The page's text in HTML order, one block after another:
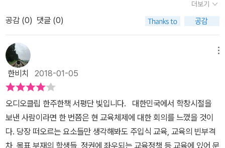
고 있다는 점이다. 물론 그가 제시하는 6가지 지침은 고려사항일뿐
절대적인 교리는 아니다. 그가 권면하는 지침을 사유하고 실천하고
수정하는 과정에서 “우리 자신이 바로 그 시스템”(106쪽)이 되는 경
험을 하게 된다. 변화의 새로운 의미는 바로 이것이라고 풀란은 말한
다. 나에서 우리로, 나의 학교에서 우리 학교로, 내 아이와 내 학생에
서 우리 아이로 생각이 바뀌는 것이다. 그 과정에서 소속감이 생기고
연대가 형성되며 교육의 공적 의미가 되살아날 것이다.우리에게 풀란
이 말하는 공유된 의미, 공유할 만한 의미가 있는가? 미국에서는 학
습 자체가 중요한 목표가 되지만 우리도 과연 그런가? 학습 자체를
강조하면 분명 한편에서는 생후 몇 개월부터의 학습과 경쟁을 내세우
교육에 대해서 생각할 때 지역사회의 수준과도 연관이 있었기 때문이
을 잘 숙지한다면 다양한 측면에 응용할 수 있겠다고 생각이 들었다.
이 책을 정말 교육계에 있는 많은 분들이 읽고 실행에 옮겨서 한국의
교육계에 새바람이 불기를 바래본다. ⓒ 책을 권해요교육관련 일을
하시는 분들이라면 꼭 한번 읽어보셨으면 좋겠고, 특히 '학교'에 근무
하시는 분들과 앞으로 교육정책을 만들어갈 분들이 읽으신다면 여러
가지를 고려해볼 수 있지 않을까 싶습니다. ⓓ 실천할 것/ 아이디어-
교육변화를 전반적인 교육방법에 응용할 수 있는 방법은 뭘까? - 공
교육에서 되지 않는다면, 이를 보완할 수 있는 교육프로그램을 만들
양한 의견을 지닌 집단과 개인의 참여를 이끌어내는 것이다.(80쪽)
당연한 말이다. 그런데 후반부 내용을 읽으면서 우리 사회에서는 실
행이 문제라는 생각이 든다. 우리 사회는 불신이 만연해 있다. 불신이
만연한 우리 현실에서는 도입과 실행, 평가 과정에 모두 걸림돌이 존
재하리라는 생각이 든다. 도입 과정에서는 교사들이 과중한 업무라고
인식할 테고, 혁신을 시도한 리더와 교육 당국은 어떻게든 성과를 가
시적으로 보여야만 다음 해 예산이 책정될 것이므로 무리한 요구를
하게 될 것이다. 그러다 보면 저자가 지적했듯이 개혁의 목적보다는
그냥 행위 자체에 몰입해 당초의 방향을 무시하고 개혁의 동력을 잃
은 정책이 될 것이 불을 보듯 뻔하다. 지금까지 변화해 온 입시 정책이
회운동가, 조직전문가, 행정전문가, 기업의 인사담당자, 누구에게든
방법, 교육개혁과관련한 풍부한 사례는 교육계를 넘어 조직의 개혁론
에 상당한 의미가 있다고 판단되었다.저자는 교육변화의 성공을 이루
는 열쇠(개인적으로 사회조직의 변화로 바꿔서 읽어도 좋겠다)는 “관
계의 개선”이라고 한다. 이것은“의미”의 중요성에 대하여 언급한 것
인데, 개인적인 혹은 주관적인 의미의 발견과 함께, 끊임없이 변화하
는 상황속에서 사람들이 개인적인 의미뿐만 아니라, 타인과의 관계
속에서 변화의 의미를 찾고, 동시에 다른 이들의 관점에서 어떤 모습
으로 이해되는지를 돕기 위한 것이라고 이 책을 쓴 목적이라고 밝히
가르치다보니 학교에 대한 내용인지라 관심이 있었습니다. 특히 교육
현장에서 말하는 '현실'과 학생 혹은 학부모들이 체감하는 '현실'이 동
일한지 궁금했습니다. 강사이기 전에 학부모이니 당연한 관심입니다.
관심분야이기에 집중해서 읽었어도 제가 관심있는 부분만 기억이 남
습니다. 저자인 마이클 폴란은 조직변화와 교육개혁 분야에서 세계
적으로 인정받는 최고권위자라고 합니다. 현재는 세게 여러 나라에서
교육부처와 관계기관의 시스템 전반에 걸친 개선을 위한 정책 제안
및 전략개발 자문 평가를 수행하고 있습니다. 그런 그라고 하니 기본
적인 신뢰를 기반으로 책을 읽었습니다. 학교개혁은 왜 실패하는가라
는 제목 하에 '교육변화의 '새로운' 의미와 성공원리'라는 부제를 제시
더보기
공감 (0) 댓글 (0)
한비치 2018-01-05
오디오클립 한주한책 서평단 빛입니다. 대한민국에서 학창시절을
보낸 사람이라면 한 번쯤은 현 교육체제에 대한 회의를 느꼈을 것이
다. 당장 떠오르는 요소들만 생각해봐도 주입식 교육, 교육의 빈부격
차, 목표 부재의 학생들, 정권에 좌우되는 교육정책 등 교육에 있어 문